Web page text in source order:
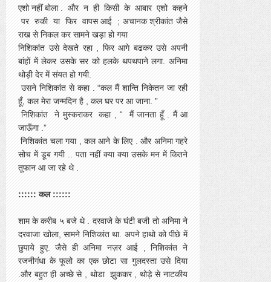
एशो नहीं बोला . और न ही किसी के आबार एशो कहने
पर रुकी या फिर वापस आई ; अचानक श्रीकांत जैसे
राख से निकल कर सामने खड़ा हो गया
निशिकांत उसे देखते रहा , फिर आगे बढकर उसे अपनी
बांहों में लेकर उसके सर को हलके थपथपाने लगा. अनिमा
थोड़ी देर में संयत हो गयी.
उसने निशिकांत से कहा . “कल मैं शान्ति निकेतन जा रही
हूँ, कल मेरा जन्मदिन है , कल घर पर आ जाना. ”
निशिकांत ने मुस्कराकर कहा , “ मैं जानता हूँ . मैं आ
जाऊँगा .”
निशिकांत चला गया , कल आने के लिए . और अनिमा गहरे
सोच में डूब गयी .. पता नहीं क्या क्या उसके मन में कितने
तूफान आ जा रहे थे .
:::::: कल ::::::
शाम के करीब ५ बजे थे . दरवाजे के घंटी बजी तो अनिमा ने
दरवाजा खोला, सामने निशिकांत था. अपने हाथो को पीछे में
छुपाये हुए. जैसे ही अनिमा नज़र आई , निशिकांत ने
रजनीगंधा के फूलो का एक छोटा सा गुलदस्ता उसे दिया
.और बहुत ही अच्छे से , थोडा झुककर , थोड़े से नाटकीय